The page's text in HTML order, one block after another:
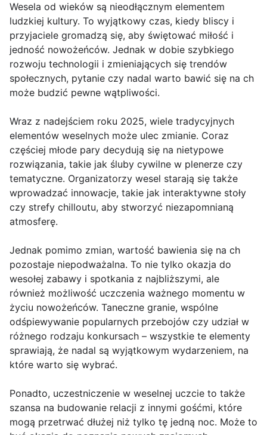
Wesela od wieków są nieodłącznym elementem
ludzkiej kultury. To wyjątkowy czas, kiedy bliscy i
przyjaciele gromadzą się, aby świętować miłość i
jedność nowożeńców. Jednak w dobie szybkiego
rozwoju technologii i zmieniających się trendów
społecznych, pytanie czy nadal warto bawić się na ch
może budzić pewne wątpliwości.
Wraz z nadejściem roku 2025, wiele tradycyjnych
elementów weselnych może ulec zmianie. Coraz
częściej młode pary decydują się na nietypowe
rozwiązania, takie jak śluby cywilne w plenerze czy
tematyczne. Organizatorzy wesel starają się także
wprowadzać innowacje, takie jak interaktywne stoły
czy strefy chilloutu, aby stworzyć niezapomnianą
atmosferę.
Jednak pomimo zmian, wartość bawienia się na ch
pozostaje niepodważalna. To nie tylko okazja do
wesołej zabawy i spotkania z najbliższymi, ale
również możliwość uczczenia ważnego momentu w
życiu nowożeńców. Taneczne granie, wspólne
odśpiewywanie popularnych przebojów czy udział w
różnego rodzaju konkursach – wszystkie te elementy
sprawiają, że nadal są wyjątkowym wydarzeniem, na
które warto się wybrać.
Ponadto, uczestniczenie w weselnej uczcie to także
szansa na budowanie relacji z innymi gośćmi, które
mogą przetrwać dłużej niż tylko tę jedną noc. Może to